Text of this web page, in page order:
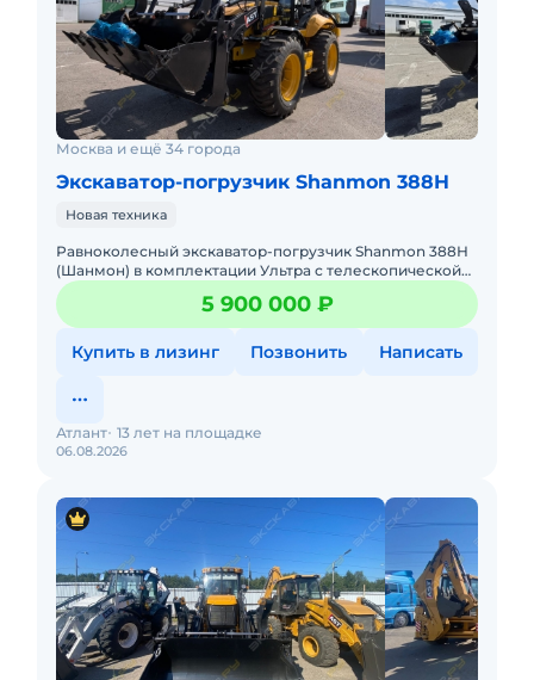
Москва и ещё 34 города
Экскаватор-погрузчик Shanmon 388H
Новая техника
Равноколесный экскаватор-погрузчик Shanmon 388Н
(Шанмон) в комплектации Ультра с телескопической
стрелой, мокрыми мостами CARRARO, поршневым
насосом Hangli и ре5 900 000 ₽
Купить в лизинг Позвонить Написать
06.08.2026
Атлант 13 лет на площадке